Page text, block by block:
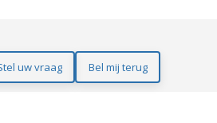
uw vraag Bel mij terug